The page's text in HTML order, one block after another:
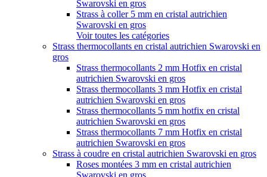
Swarovski en gros
Strass à coller 5 mm en cristal autrichien
Swarovski en gros
Voir toutes les catégories
Strass thermocollants en cristal autrichien Swarovski en
gros
Strass thermocollants 2 mm Hotfix en cristal
autrichien Swarovski en gros
Strass thermocollants 3 mm Hotfix en cristal
autrichien Swarovski en gros
Strass thermocollants 5 mm hotfix en cristal
autrichien Swarovski en gros
Strass thermocollants 7 mm Hotfix en cristal
autrichien Swarovski en gros
Strass à coudre en cristal autrichien Swarovski en gros
Roses montées 3 mm en cristal autrichien
Swarovski en gros